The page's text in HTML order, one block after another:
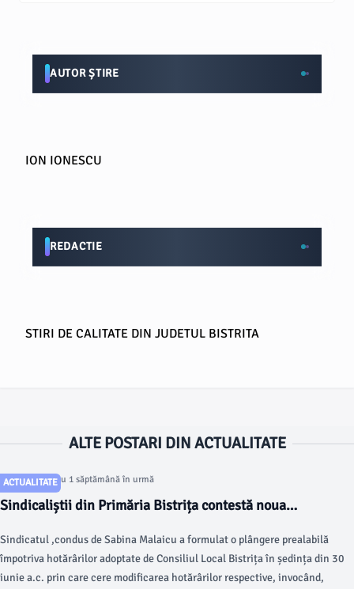
AUTOR ȘTIRE
ION IONESCU
REDACTIE
STIRI DE CALITATE DIN JUDETUL BISTRITA
ALTE POSTARI DIN ACTUALITATE
ACTUALITATE
Articol postat cu 1 săptămână în urmă
Sindicaliștii din Primăria Bistrița contestă noua
Sindicatul ,condus de Sabina Malaicu a formulat o plângere prealabilă
împotriva hotărârilor adoptate de Consiliul Local Bistrița în ședința din 30
iunie a.c. prin care cere modificarea hotărârilor respective, invocând,